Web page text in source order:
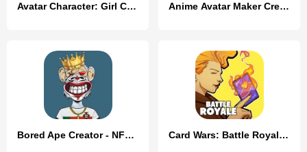
Avatar Character: Girl Creator Anime Avatar Maker Creator
Bored Ape Creator - NFT Art Card Wars: Battle Royale CCG